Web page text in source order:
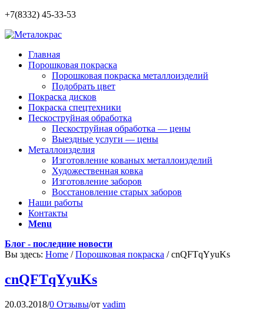
+7(8332) 45-33-53
Главная
Порошковая покраска
Порошковая покраска металлоизделий
Подобрать цвет
Покраска дисков
Покраска спецтехники
Пескоструйная обработка
Пескоструйная обработка — цены
Выездные услуги — цены
Металлоизделия
Изготовление кованых металлоизделий
Художественная ковка
Изготовление заборов
Восстановление старых заборов
Наши работы
Контакты
Menu
Блог - последние новости
Вы здесь: Home / Порошковая покраска / cnQFTqYyuKs
cnQFTqYyuKs
20.03.2018/0 Отзывы/от vadim